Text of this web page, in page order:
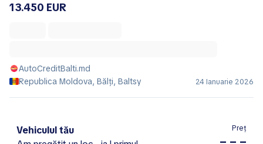
13.450 EUR
AutoCreditBalti.md
Republica Moldova, Bălţi, Baltsy
24 Ianuarie 2026
Vehiculul tău
Preț